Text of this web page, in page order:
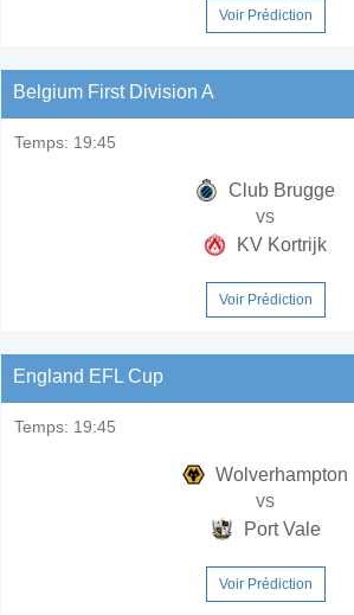
Voir Prédiction
Belgium First Division A
Temps: 19:45
Club Brugge
vs
KV Kortrijk
Voir Prédiction
England EFL Cup
Temps: 19:45
Wolverhampton
vs
Port Vale
Voir Prédiction